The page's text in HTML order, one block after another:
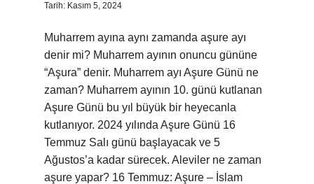
Tarih: Kasım 5, 2024
Muharrem ayına aynı zamanda aşure ayı
denir mi? Muharrem ayının onuncu gününe
“Aşura” denir. Muharrem ayı Aşure Günü ne
zaman? Muharrem ayının 10. günü kutlanan
Aşure Günü bu yıl büyük bir heyecanla
kutlanıyor. 2024 yılında Aşure Günü 16
Temmuz Salı günü başlayacak ve 5
Ağustos’a kadar sürecek. Aleviler ne zaman
aşure yapar? 16 Temmuz: Aşure – İslam